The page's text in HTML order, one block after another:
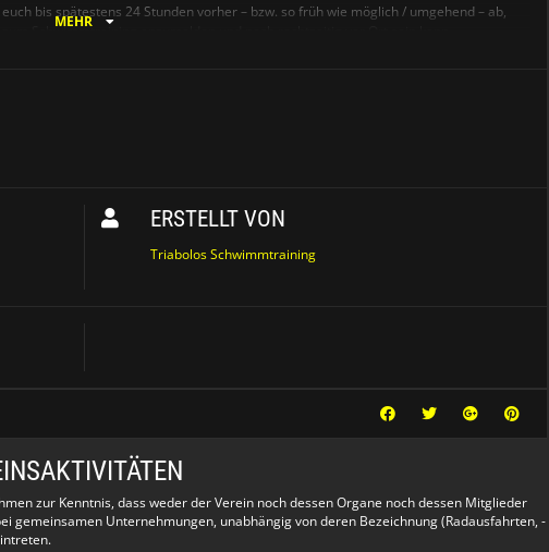
MEHR
bis spätestens 24 Stunden vorher – bzw. so früh wie möglich / umgehend – ab,
Schwimmtraining anzumelden und noch rechtzeitig vor Ort sein kann.
ERSTELLT VON
Triabolos Schwimmtraining
zur Kenntnis, dass weder der Verein noch dessen Organe noch dessen Mitglieder
gemeinsamen Unternehmungen, unabhängig von deren Bezeichnung (Radausfahrten, -